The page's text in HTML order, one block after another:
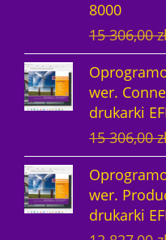
w
8000
15 306,00
wer.
drukarki
15 306,00
wer.
drukarki